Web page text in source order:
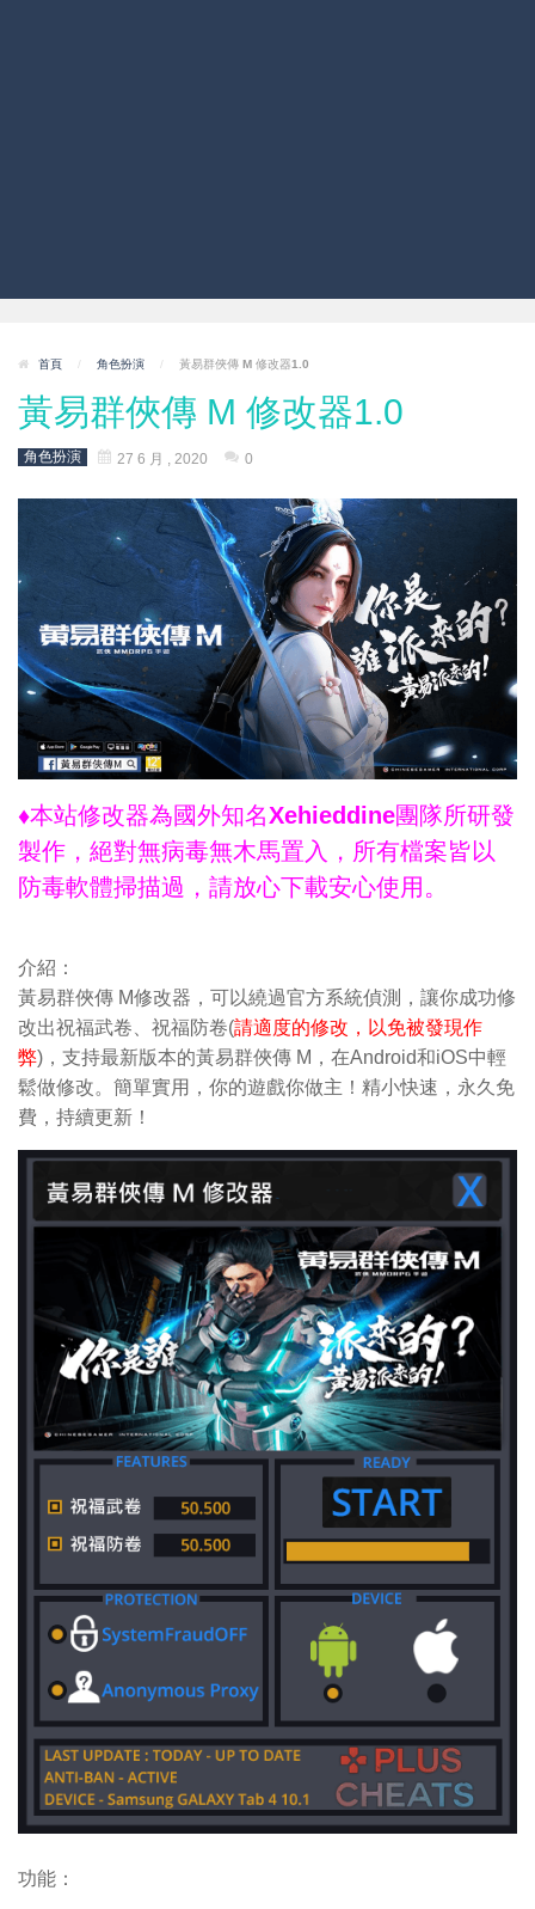
首頁 / 角色扮演 / 黃易群俠傳 M 修改器1.0
黃易群俠傳 M 修改器1.0
角色扮演 27 6 月 , 2020 0
♦本站修改器為國外知名Xehieddine團隊所研發
製作，絕對無病毒無木馬置入，所有檔案皆以
防毒軟體掃描過，請放心下載安心使用。
介紹：
黃易群俠傳 M修改器，可以繞過官方系統偵測，讓你成功修
改出祝福武卷、祝福防卷(請適度的修改，以免被發現作
弊)，支持最新版本的黃易群俠傳 M，在Android和iOS中輕
鬆做修改。簡單實用，你的遊戲你做主！精小快速，永久免
費，持續更新！
功能：